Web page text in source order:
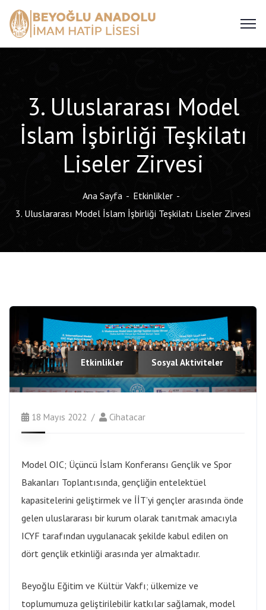
3. Uluslararası Model
İslam İşbirliği Teşkilatı
Liseler Zirvesi
Ana Sayfa
Etkinlikler
3. Uluslararası Model İslam İşbirliği Teşkilatı Liseler Zirvesi
Etkinlikler Sosyal Aktiviteler
18 Mayıs 2022 Cihatacar
Model OIC; Üçüncü İslam Konferansı Gençlik ve Spor
Bakanları Toplantısında, gençliğin entelektüel
kapasitelerini geliştirmek ve İİT’yi gençler arasında önde
gelen uluslararası bir kurum olarak tanıtmak amacıyla
ICYF tarafından uygulanacak şekilde kabul edilen on
dört gençlik etkinliği arasında yer almaktadır.
Beyoğlu Eğitim ve Kültür Vakfı; ülkemize ve
toplumumuza geliştirilebilir katkılar sağlamak, model